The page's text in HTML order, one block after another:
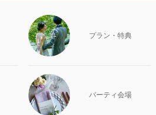
プラン・特典
パーティ会場